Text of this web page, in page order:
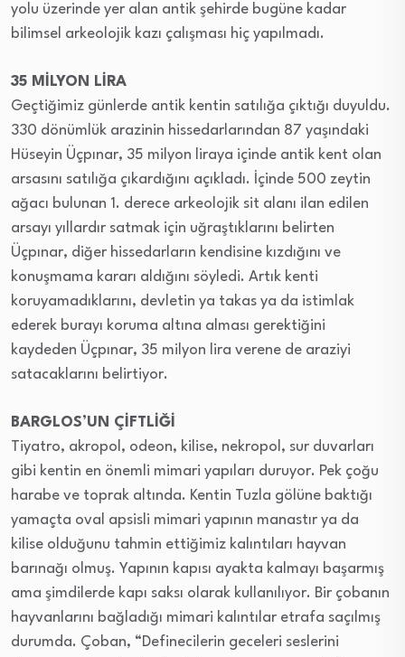
yolu üzerinde yer alan antik şehirde bugüne kadar
bilimsel arkeolojik kazı çalışması hiç yapılmadı.
35 MİLYON LİRA
Geçtiğimiz günlerde antik kentin satılığa çıktığı duyuldu.
330 dönümlük arazinin hissedarlarından 87 yaşındaki
Hüseyin Üçpınar, 35 milyon liraya içinde antik kent olan
arsasını satılığa çıkardığını açıkladı. İçinde 500 zeytin
ağacı bulunan 1. derece arkeolojik sit alanı ilan edilen
arsayı yıllardır satmak için uğraştıklarını belirten
Üçpınar, diğer hissedarların kendisine kızdığını ve
konuşmama kararı aldığını söyledi. Artık kenti
koruyamadıklarını, devletin ya takas ya da istimlak
ederek burayı koruma altına alması gerektiğini
kaydeden Üçpınar, 35 milyon lira verene de araziyi
satacaklarını belirtiyor.
BARGLOS’UN ÇİFTLİĞİ
Tiyatro, akropol, odeon, kilise, nekropol, sur duvarları
gibi kentin en önemli mimari yapıları duruyor. Pek çoğu
harabe ve toprak altında. Kentin Tuzla gölüne baktığı
yamaçta oval apsisli mimari yapının manastır ya da
kilise olduğunu tahmin ettiğimiz kalıntıları hayvan
barınağı olmuş. Yapının kapısı ayakta kalmayı başarmış
ama şimdilerde kapı saksı olarak kullanılıyor. Bir çobanın
hayvanlarını bağladığı mimari kalıntılar etrafa saçılmış
durumda. Çoban, “Definecilerin geceleri seslerini